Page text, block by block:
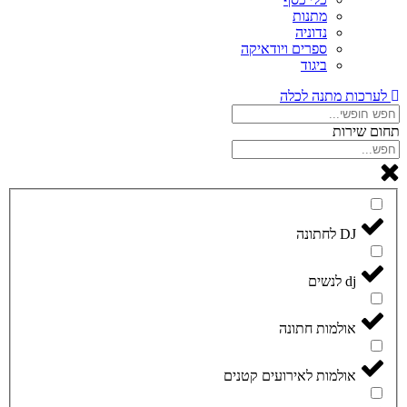
מתנות
נדוניה
ספרים ויודאיקה
ביגוד
לערכות מתנה לכלה
תחום שירות
DJ לחתונה
dj לנשים
אולמות חתונה
אולמות לאירועים קטנים